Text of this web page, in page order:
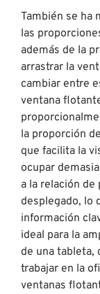
También se ha
las
además de la
arrastrar la
cambiar entre
ventana
la proporción
que facilita la
ocupar
a la relación de
desplegado, lo
información
ideal para la
de una tableta,
trabajar en la
ventanas